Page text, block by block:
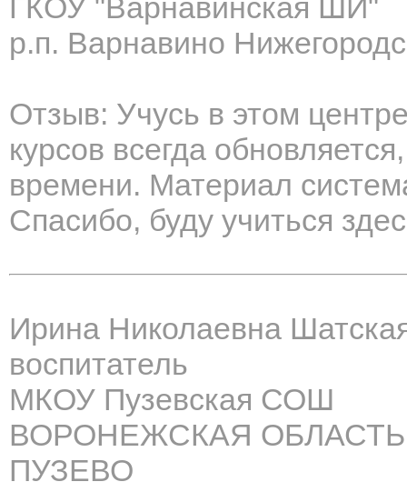
ГКОУ "Варнавинская ШИ"
р.п. Варнавино
Отзыв: Учусь в этом
курсов всегда
времени. Материал
Спасибо, буду учиться
Ирина Николаевна
воспитатель
МКОУ Пузевская СОШ
ВОРОНЕЖСКАЯ
ПУЗЕВО